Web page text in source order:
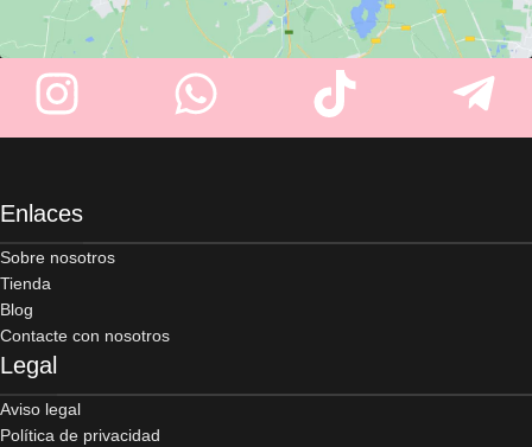
Enlaces
Sobre nosotros
Tienda
Blog
Contacte con nosotros
Legal
Aviso legal
Política de privacidad